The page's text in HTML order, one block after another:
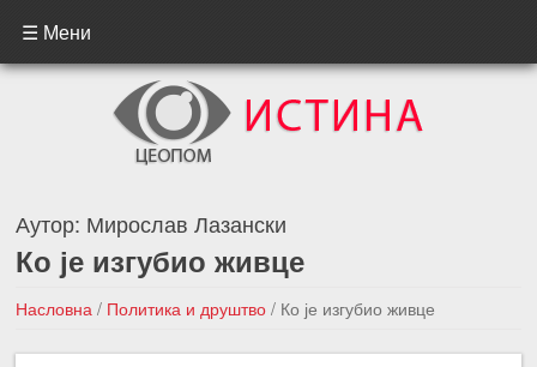
☰ Мени
Аутор: Мирослав Лазански
Ко је изгубио живце
Насловна / Политика и друштво / Ко је изгубио живце
←Претходна вест
Следећа вест →